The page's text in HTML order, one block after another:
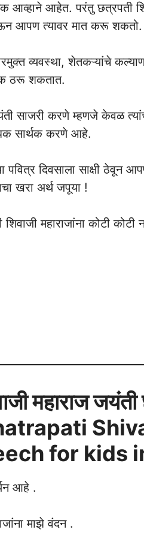
आहेत. परंतु छत्रपती
आपण त्यावर मात करू शकतो.
व्यवस्था, शेतकऱ्यांचे
ठरू शकतात.
साजरी करणे म्हणजे केवळ
सार्थक करणे आहे.
दिवसाला साक्षी ठेवून
खरा अर्थ जपूया !
शिवाजी महाराजांना कोटी
महाराज जयंती
for kids
आहे .
माझे वंदन .